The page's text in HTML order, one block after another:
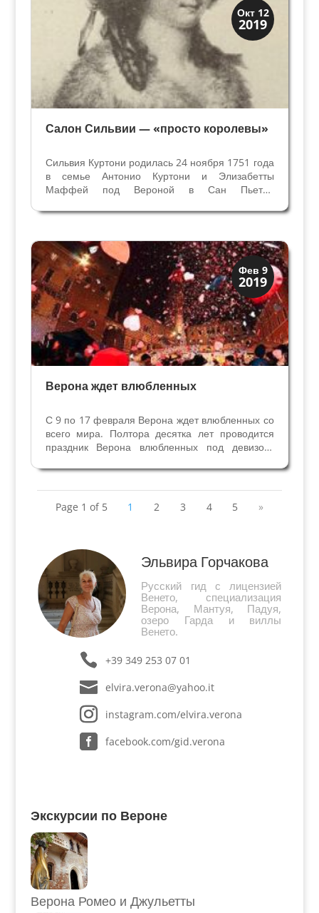
Окт 12
2019
Верона
Веронцы
Салон Сильвии — «просто королевы»
Сильвия Куртони родилась 24 ноября 1751 года
в семье Антонио Куртони и Элизабетты
Маффей под Вероной в Сан Пьетро
Гаттамелата, Да Монте, Маффей). Имя
о матери знаменитого предка...
Фев 9
2019
XIX век до наших дней
Верона
Верона ждет влюбленных
С 9 по 17 февраля Верона ждет влюбленных со
всего мира. Полтора десятка лет проводится
праздник Верона влюбленных под девизом:
Много интересных событий ждет нас в эти дни
праздника Святого Валентина, который здесь...
Page 1 of 5
1 2 3 4 5 »
Эльвира Горчакова
Русский гид с лицензией
Венето, специализация
Верона, Мантуя, Падуя,
озеро Гарда и виллы
Венето.
+39 349 253 07 01
elvira.verona@yahoo.it
instagram.com/elvira.verona
facebook.com/gid.verona
Экскурсии по Вероне
Верона Ромео и Джульетты